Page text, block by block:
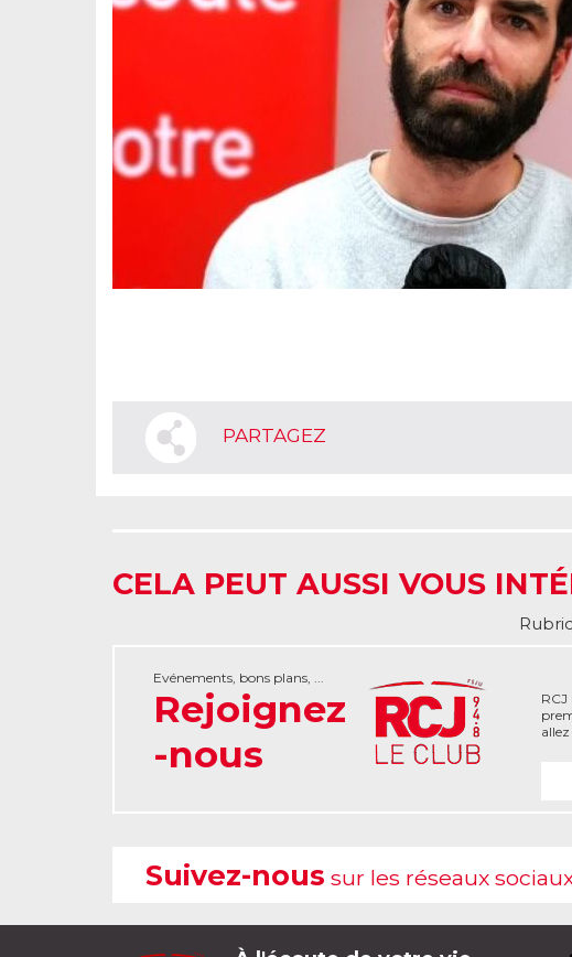
PARTAGEZ
CELA PEUT AUSSI VOUS
Evénements, bons plans, ...
Rejoignez
-nous
Suivez-nous sur les réseaux